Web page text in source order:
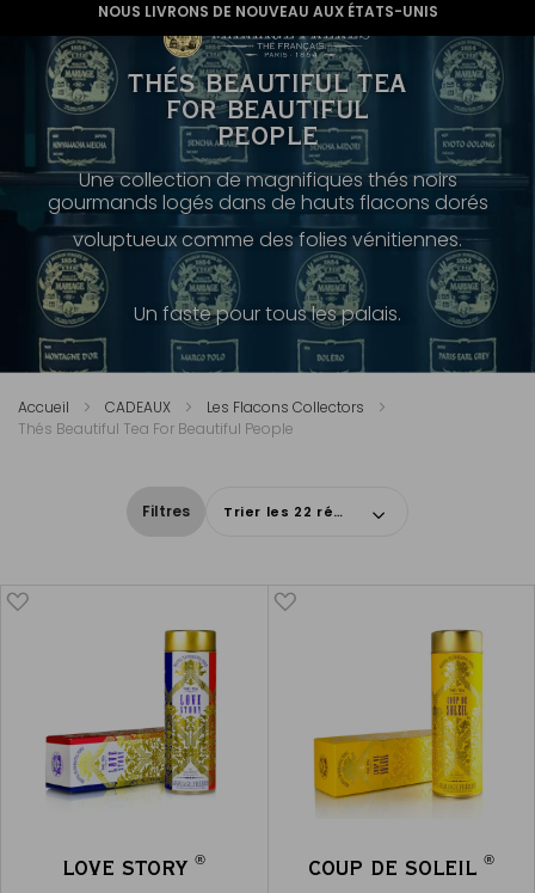
NOUS LIVRONS DE NOUVEAU AUX ÉTATS-UNIS
THÉS BEAUTIFUL TEA
FOR BEAUTIFUL
PEOPLE
Une collection de magnifiques thés noirs
gourmands logés dans de hauts flacons dorés
voluptueux comme des folies vénitiennes.
Un faste pour tous les palais.
Accueil CADEAUX
Les Flacons Collectors
Thés Beautiful Tea For Beautiful People
Filtres Trier les 22 résultats
LOVE STORY® COUP DE SOLEIL ®